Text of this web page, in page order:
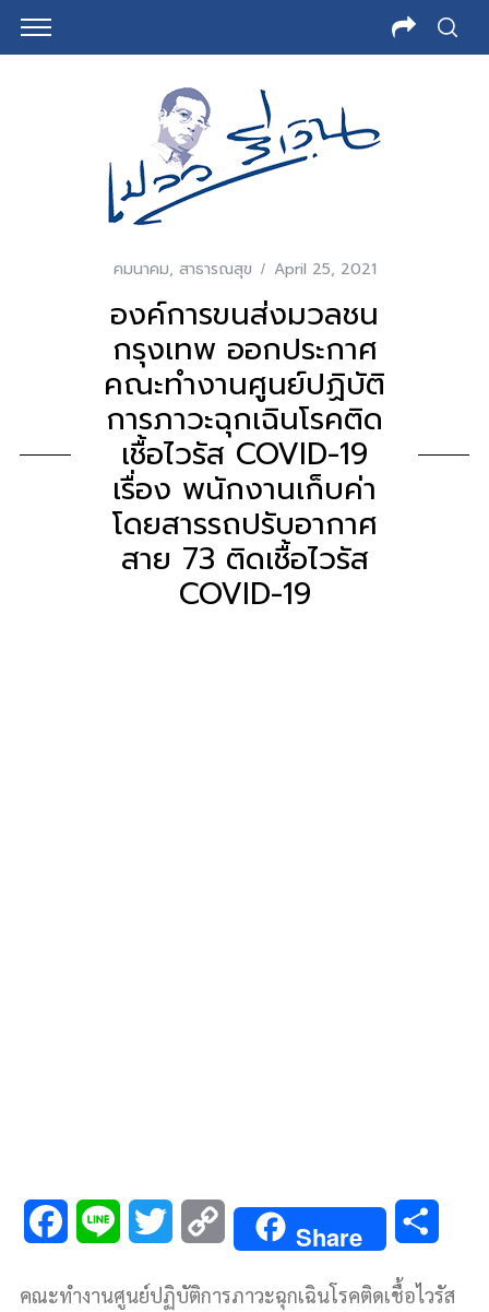
คมนาคม, สาธารณสุข April 25, 2021
องค์การขนส่งมวลชน
กรุงเทพ ออกประกาศ
คณะทำงานศูนย์ปฏิบัติ
การภาวะฉุกเฉินโรคติด
เชื้อไวรัส COVID-19
เรื่อง พนักงานเก็บค่า
โดยสารรถปรับอากาศ
สาย 73 ติดเชื้อไวรัส
COVID-19
Share
คณะทำงานศูนย์ปฏิบัติการภาวะฉุกเฉินโรคติดเชื้อไวรัส